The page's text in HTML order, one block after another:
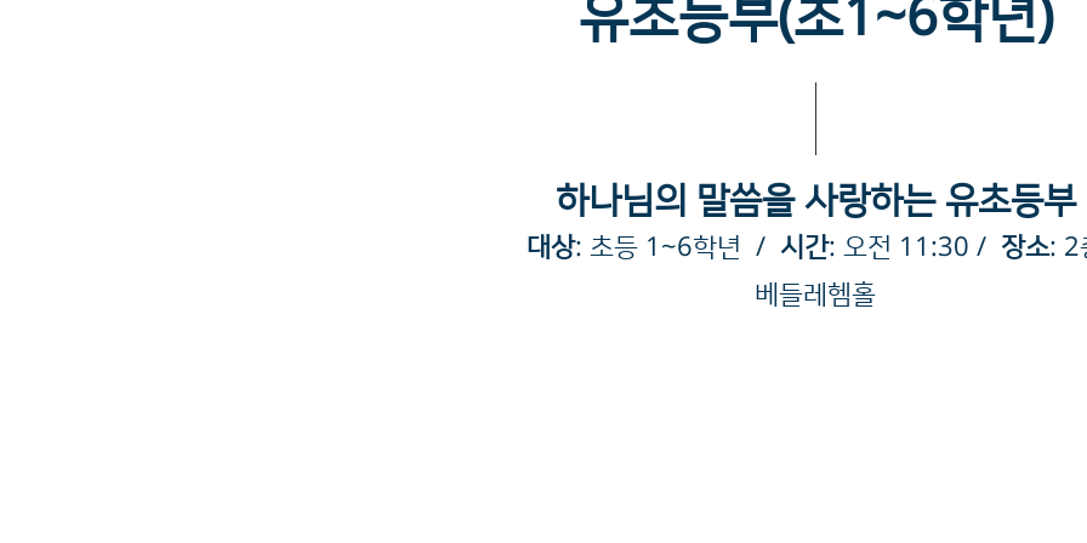
유초등부(초1~6학년)
하나님의 말씀을 사랑하는 유초등부
대상: 초등 1~6학년 / 시간: 오전 11:30 / 장소: 2
베들레헴홀